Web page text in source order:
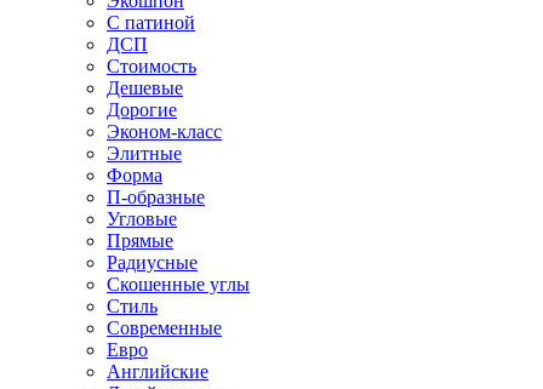
С патиной
ДСП
Стоимость
Дешевые
Дорогие
Эконом-класс
Элитные
Форма
П-образные
Угловые
Прямые
Радиусные
Скошенные углы
Стиль
Современные
Евро
Английские